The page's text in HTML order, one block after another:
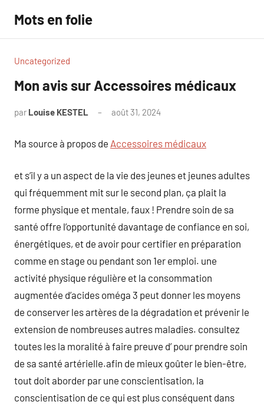
contenu
Mots en folie
Uncategorized
Mon avis sur Accessoires médicaux
par Louise KESTEL août 31, 2024
Ma source à propos de Accessoires médicaux
et s’il y a un aspect de la vie des jeunes et jeunes adultes
qui fréquemment mit sur le second plan, ça plait la
forme physique et mentale, faux ! Prendre soin de sa
santé offre l’opportunité davantage de confiance en soi,
énergétiques, et de avoir pour certifier en préparation
comme en stage ou pendant son 1er emploi. une
activité physique régulière et la consommation
augmentée d’acides oméga 3 peut donner les moyens
de conserver les artères de la dégradation et prévenir le
extension de nombreuses autres maladies. consultez
toutes les la moralité à faire preuve d’ pour prendre soin
de sa santé artérielle.afin de mieux goûter le bien-être,
tout doit aborder par une conscientisation, la
conscientisation de ce qui est plus conséquent dans